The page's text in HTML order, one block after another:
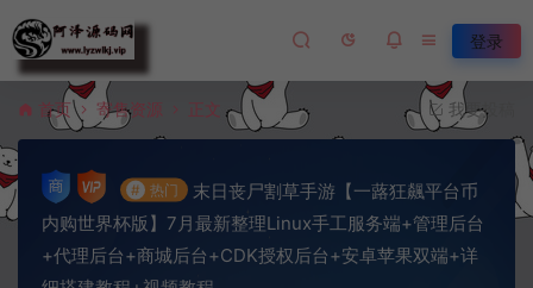
登录
首页 寄售资源 正文 我要投稿
# 热门
末日丧尸割草手游【一蕗狂飆平台币
内购世界杯版】7月最新整理Linux手工服务端+管理后台
+代理后台+商城后台+CDK授权后台+安卓苹果双端+详